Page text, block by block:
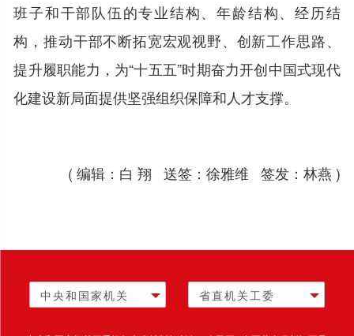
班子和干部队伍的专业结构、年龄结构、经历结
构，推动干部不断拓宽宏观视野、创新工作思路、
提升履职能力，为“十五五”时期奋力开创中国式现代
化建设新局面提供坚强组织保障和人才支撑。
( 编辑：白 翔 送签：徐雅维 签发：林燕 )
中央和国家机关 省直机关工委